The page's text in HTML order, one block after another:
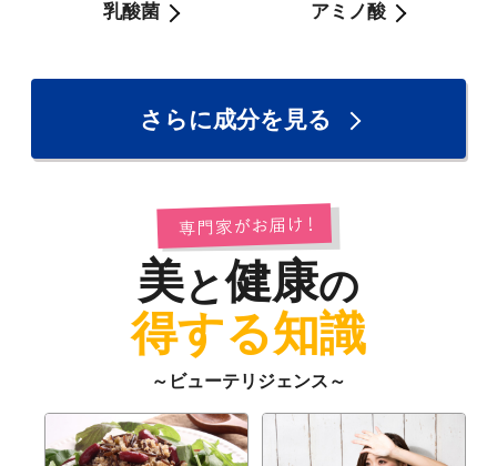
乳酸菌 アミノ酸
さらに成分を見る
美と健康の
得する知識
～ビューテリジェンス～